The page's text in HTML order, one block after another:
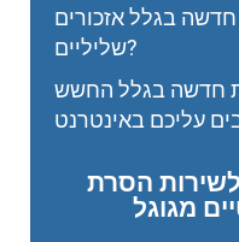
בגלל אזכורים
שליליים?
חדשה בגלל החשש
הסרת
מגוגל